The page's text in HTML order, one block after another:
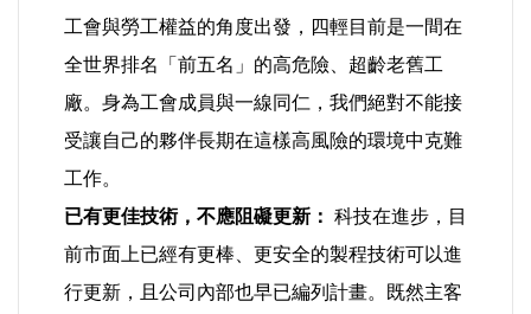
生物科技
出版（影音/圖書/雜誌）
文化資產/文物保護
工會與勞工權益的角度出發，四輕目前是一間在
全世界排名「前五名」的高危險、超齡老舊工
廠。身為工會成員與一線同仁，我們絕對不能接
受讓自己的夥伴長期在這樣高風險的環境中克難
工作。
已有更佳技術，不應阻礙更新： 科技在進步，目
前市面上已經有更棒、更安全的製程技術可以進
行更新，且公司內部也早已編列計畫。既然主客